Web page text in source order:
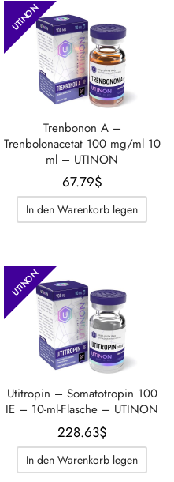
UTINON
Trenbonon A –
Trenbolonacetat 100 mg/ml 10
ml – UTINON
67.79$
In den Warenkorb legen
von 5
UTINON
Utitropin – Somatotropin 100
IE – 10-ml-Flasche – UTINON
228.63$
In den Warenkorb legen